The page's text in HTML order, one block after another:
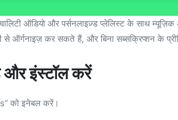
ऑडियो और पर्सनलाइज़्ड प्लेलिस्ट के साथ
ऑर्गनाइज़ कर सकते हैं, और बिना सब्सक्रिप्शन के
इंस्टॉल करें
को इनेबल करें।